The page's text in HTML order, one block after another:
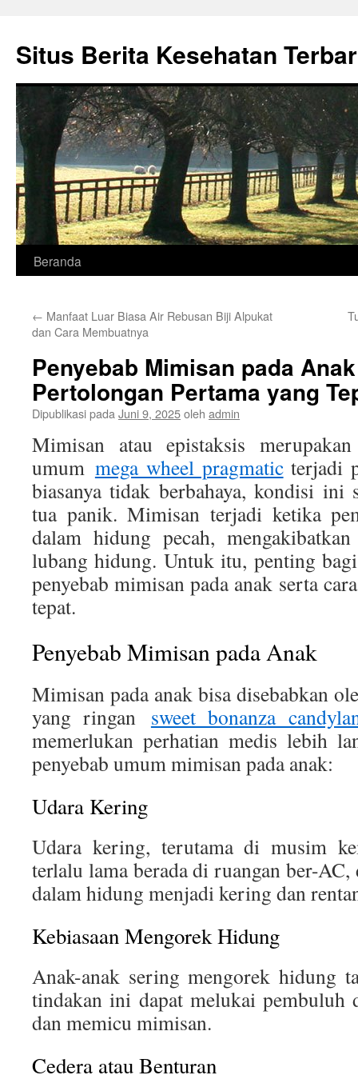
Situs Berita Kesehatan
Langsung
isi
Beranda
← Manfaat Luar Biasa Air Rebusan Biji Alpukat
dan Cara Membuatnya
Penyebab Mimisan pada
Pertolongan Pertama yang
Dipublikasi pada Juni 9, 2025oleh admin
Mimisan atau epistaksis
umum mega wheel pragmaticterjadi
biasanya tidak berbahaya, kondisi ini
tua panik. Mimisan terjadi ketika
dalam hidung pecah,
lubang hidung. Untuk itu, penting
penyebab mimisan pada anak serta
tepat.
Penyebab Mimisan pada Anak
Mimisan pada anak bisa disebabkan
yang ringan sweet bonanza
memerlukan perhatian medis lebih
penyebab umum mimisan pada anak:
Udara Kering
Udara kering, terutama di musim
terlalu lama berada di ruangan ber-AC,
dalam hidung menjadi kering dan
Kebiasaan Mengorek Hidung
Anak-anak sering mengorek hidung
tindakan ini dapat melukai pembuluh
dan memicu mimisan.
Cedera atau Benturan